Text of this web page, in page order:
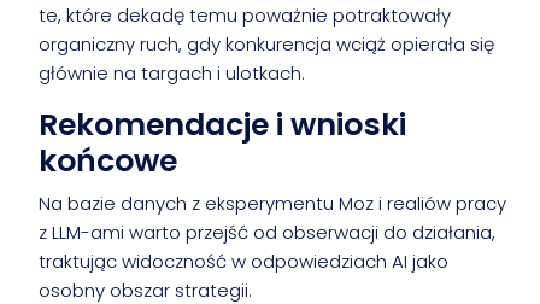
te, które dekadę temu poważnie potraktowały
organiczny ruch, gdy konkurencja wciąż opierała się
głównie na targach i ulotkach.
Rekomendacje i wnioski
końcowe
Na bazie danych z eksperymentu Moz i realiów pracy
z LLM-ami warto przejść od obserwacji do działania,
traktując widoczność w odpowiedziach AI jako
osobny obszar strategii.